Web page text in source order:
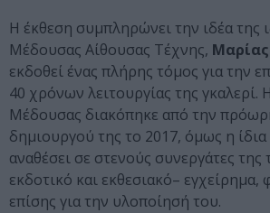
Η έκθεση συμπληρώνει την ιδέα της
Μέδουσας Αίθουσας Τέχνης,
εκδοθεί ένας πλήρης τόμος για την
40 χρόνων λειτουργίας της γκαλερί.
Μέδουσας διακόπηκε από την
δημιουργού της το 2017, όμως η
αναθέσει σε στενούς συνεργάτες της
εκδοτικό και εκθεσιακό– εγχείρημα,
επίσης για την υλοποίησή του.